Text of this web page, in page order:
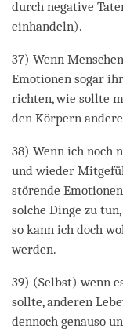
durch negative
einhandeln).
37) Wenn
Emotionen sogar
richten, wie sollte
den Körpern
38) Wenn ich noch
und wieder
störende
solche Dinge zu
so kann ich doch
werden.
39) (Selbst) wenn
sollte, anderen
dennoch genauso